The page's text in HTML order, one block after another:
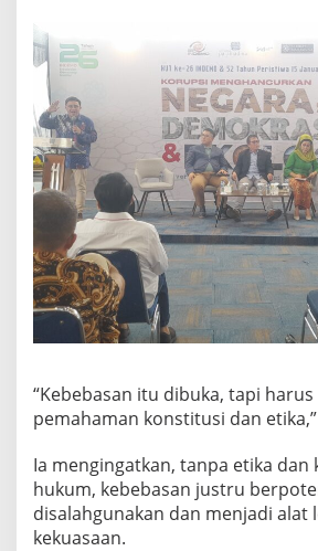
“Kebebasan itu dibuka, tapi
pemahaman konstitusi dan
Ia mengingatkan, tanpa etika dan
hukum, kebebasan justru
disalahgunakan dan menjadi alat
kekuasaan.